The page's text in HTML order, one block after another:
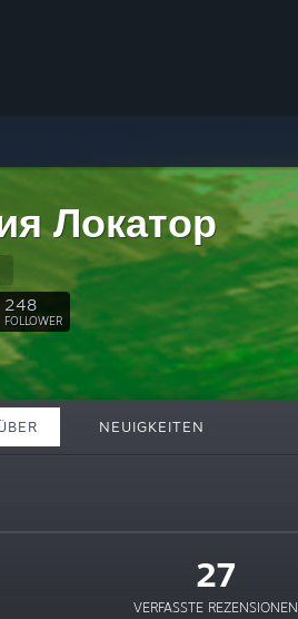
Локатор
248
FOLLOWER
NEUIGKEITEN
27
VERFASSTE REZENSIONEN